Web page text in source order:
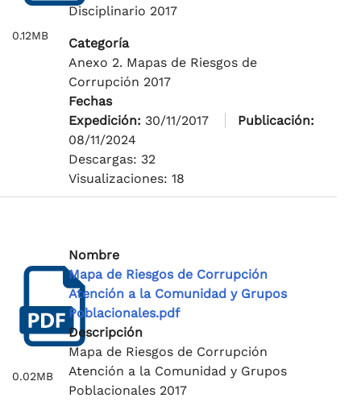
0.12MB
Disciplinario 2017
Categoría
Anexo 2. Mapas de Riesgos de
Corrupción 2017
Fechas
Expedición: 30/11/2017
Publicación:
08/11/2024
Descargas: 32
Visualizaciones: 18
0.02MB
Nombre
Mapa de Riesgos de Corrupción
Atención a la Comunidad y Grupos
Poblacionales.pdf
Descripción
Mapa de Riesgos de Corrupción
Atención a la Comunidad y Grupos
Poblacionales 2017